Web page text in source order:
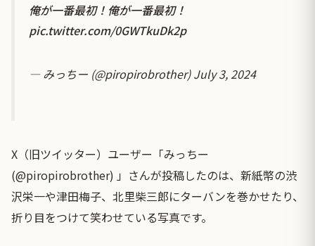
俺が一番最初！俺が一番最初！
pic.twitter.com/0GWTkuDk2p
— みっちー (@piropirobrother)July 3, 2024
X（旧ツイッター）ユーザー「みっちー
(@piropirobrother) 」さんが投稿したのは、新紙幣の渋
沢栄一や津田梅子、北里柴三郎にターバンを巻かせたり、
折り目をつけて笑わせている写真です。